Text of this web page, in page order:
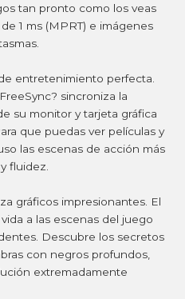
tan pronto como los veas
1 ms (MPRT) e imágenes
entretenimiento perfecta.
sincroniza la
su monitor y tarjeta gráfica
que puedas ver películas y
las escenas de acción más
fluidez.
gráficos impresionantes. El
a las escenas del juego
Descubre los secretos
con negros profundos,
extremadamente